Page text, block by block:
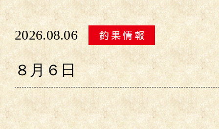
2026.08.06
８月６日